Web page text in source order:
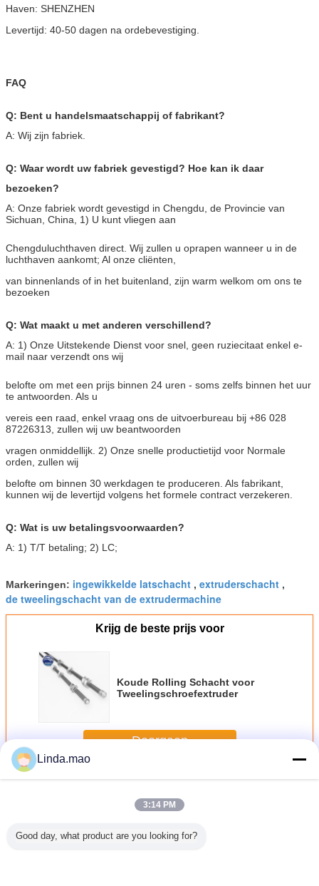
Haven: SHENZHEN
Levertijd: 40-50 dagen na ordebevestiging.
FAQ
Q: Bent u handelsmaatschappij of fabrikant?
A: Wij zijn fabriek.
Q: Waar wordt uw fabriek gevestigd? Hoe kan ik daar
bezoeken?
A: Onze fabriek wordt gevestigd in Chengdu, de Provincie van
Sichuan, China, 1) U kunt vliegen aan
Chengduluchthaven direct. Wij zullen u oprapen wanneer u in de
luchthaven aankomt; Al onze cliënten,
van binnenlands of in het buitenland, zijn warm welkom om ons te
bezoeken
Q: Wat maakt u met anderen verschillend?
A: 1) Onze Uitstekende Dienst voor snel, geen ruziecitaat enkel e-
mail naar verzendt ons wij
belofte om met een prijs binnen 24 uren - soms zelfs binnen het uur
te antwoorden. Als u
vereis een raad, enkel vraag ons de uitvoerbureau bij +86 028
87226313, zullen wij uw beantwoorden
vragen onmiddellijk. 2) Onze snelle productietijd voor Normale
orden, zullen wij
belofte om binnen 30 werkdagen te produceren. Als fabrikant,
kunnen wij de levertijd volgens het formele contract verzekeren.
Q: Wat is uw betalingsvoorwaarden?
A: 1) T/T betaling; 2) LC;
Markeringen: ingewikkelde latschacht , extruderschacht ,
de tweelingschacht van de extrudermachine
Krijg de beste prijs voor
Koude Rolling Schacht voor
Tweelingschroefextruder
Doorgaan
MeerExtruderschacht
Linda.mao
3:14 PM
Good day, what product are you looking for?